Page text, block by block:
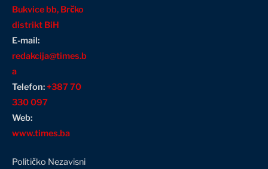
Bukvice bb, Brčko
distrikt BiH
E-mail:
redakcija@times.b
a
Telefon:+387 70
330 097
Web:
www.times.ba
Političko Nezavisni